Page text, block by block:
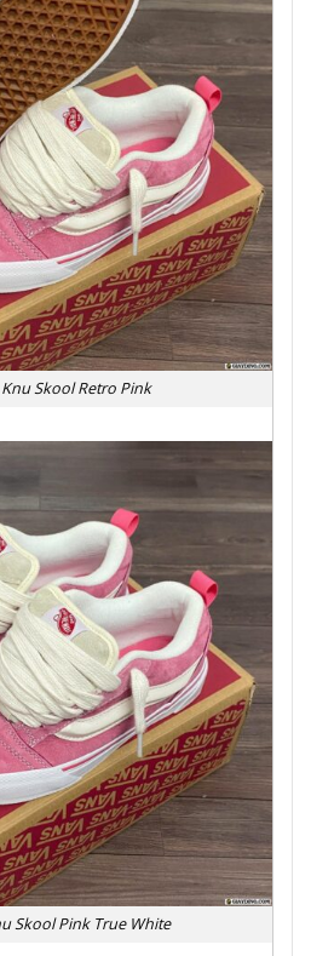
Knu Skool Retro Pink
Skool Pink True White